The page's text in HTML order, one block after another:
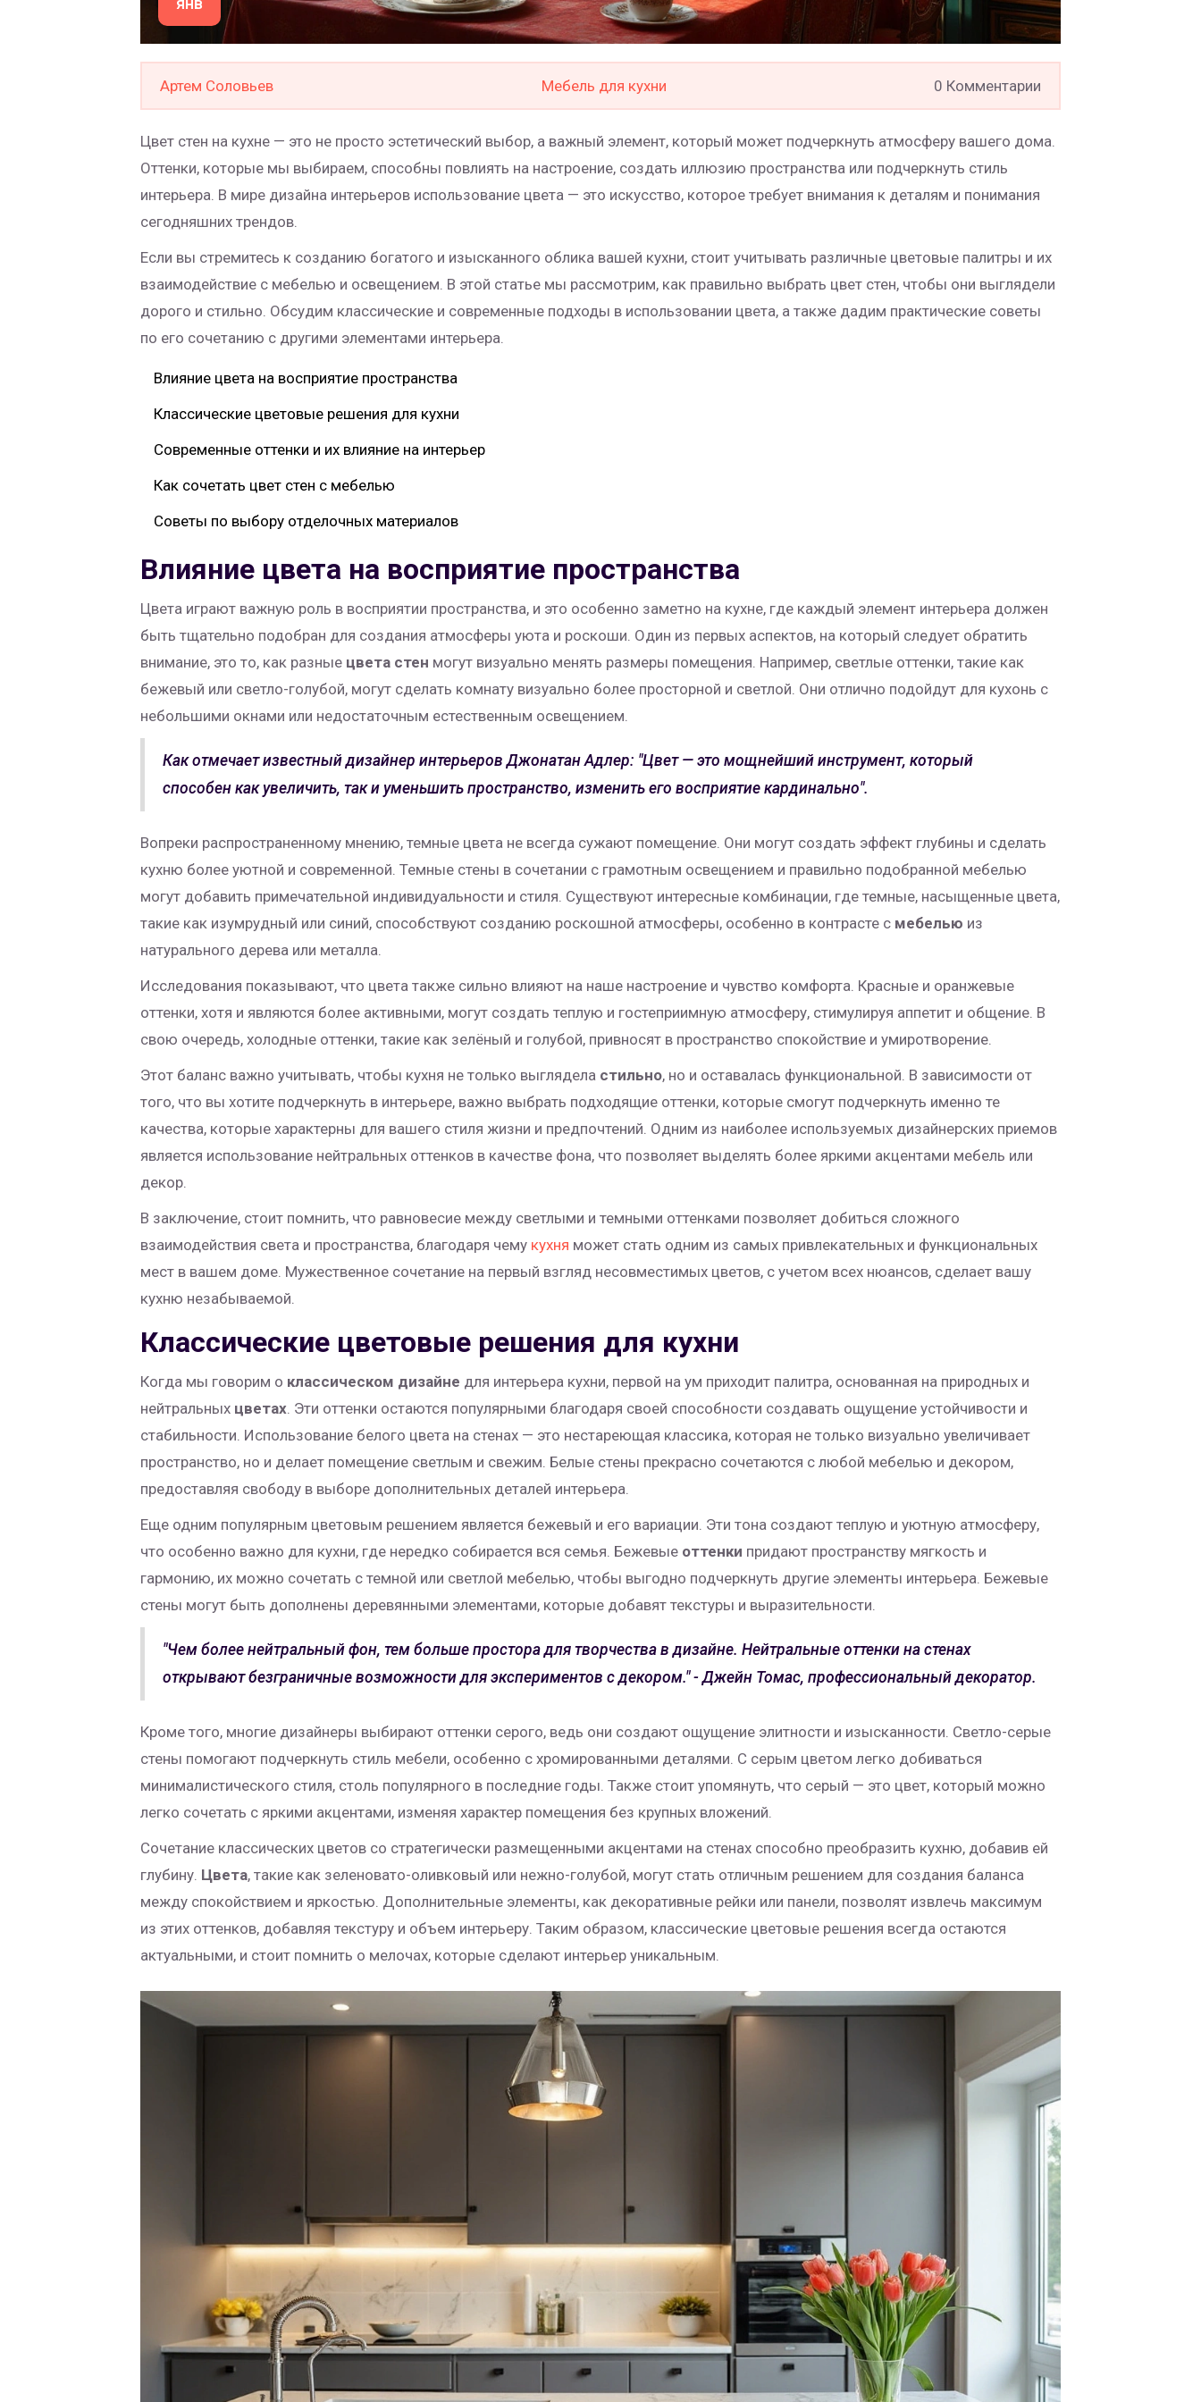
Артем Соловьев Мебель для кухни 0 Комментарии
Цвет стен на кухне — это не просто эстетический выбор, а важный элемент, который может подчеркнуть атмосферу вашего дома.
Оттенки, которые мы выбираем, способны повлиять на настроение, создать иллюзию пространства или подчеркнуть стиль
интерьера. В мире дизайна интерьеров использование цвета — это искусство, которое требует внимания к деталям и понимания
сегодняшних трендов.
Если вы стремитесь к созданию богатого и изысканного облика вашей кухни, стоит учитывать различные цветовые палитры и их
взаимодействие с мебелью и освещением. В этой статье мы рассмотрим, как правильно выбрать цвет стен, чтобы они выглядели
дорого и стильно. Обсудим классические и современные подходы в использовании цвета, а также дадим практические советы
по его сочетанию с другими элементами интерьера.
Влияние цвета на восприятие пространства
Классические цветовые решения для кухни
Современные оттенки и их влияние на интерьер
Как сочетать цвет стен с мебелью
Советы по выбору отделочных материалов
Влияние цвета на восприятие пространства
Цвета играют важную роль в восприятии пространства, и это особенно заметно на кухне, где каждый элемент интерьера должен
быть тщательно подобран для создания атмосферы уюта и роскоши. Один из первых аспектов, на который следует обратить
внимание, это то, как разные цвета стен могут визуально менять размеры помещения. Например, светлые оттенки, такие как
бежевый или светло-голубой, могут сделать комнату визуально более просторной и светлой. Они отлично подойдут для кухонь с
небольшими окнами или недостаточным естественным освещением.
Как отмечает известный дизайнер интерьеров Джонатан Адлер: "Цвет — это мощнейший инструмент, который
способен как увеличить, так и уменьшить пространство, изменить его восприятие кардинально".
Вопреки распространенному мнению, темные цвета не всегда сужают помещение. Они могут создать эффект глубины и сделать
кухню более уютной и современной. Темные стены в сочетании с грамотным освещением и правильно подобранной мебелью
могут добавить примечательной индивидуальности и стиля. Существуют интересные комбинации, где темные, насыщенные цвета,
такие как изумрудный или синий, способствуют созданию роскошной атмосферы, особенно в контрасте с мебелью из
натурального дерева или металла.
Исследования показывают, что цвета также сильно влияют на наше настроение и чувство комфорта. Красные и оранжевые
оттенки, хотя и являются более активными, могут создать теплую и гостеприимную атмосферу, стимулируя аппетит и общение. В
свою очередь, холодные оттенки, такие как зелёный и голубой, привносят в пространство спокойствие и умиротворение.
Этот баланс важно учитывать, чтобы кухня не только выглядела стильно, но и оставалась функциональной. В зависимости от
того, что вы хотите подчеркнуть в интерьере, важно выбрать подходящие оттенки, которые смогут подчеркнуть именно те
качества, которые характерны для вашего стиля жизни и предпочтений. Одним из наиболее используемых дизайнерских приемов
является использование нейтральных оттенков в качестве фона, что позволяет выделять более яркими акцентами мебель или
декор.
В заключение, стоит помнить, что равновесие между светлыми и темными оттенками позволяет добиться сложного
взаимодействия света и пространства, благодаря чему кухня может стать одним из самых привлекательных и функциональных
мест в вашем доме. Мужественное сочетание на первый взгляд несовместимых цветов, с учетом всех нюансов, сделает вашу
кухню незабываемой.
Классические цветовые решения для кухни
Когда мы говорим о классическом дизайне для интерьера кухни, первой на ум приходит палитра, основанная на природных и
нейтральных цветах. Эти оттенки остаются популярными благодаря своей способности создавать ощущение устойчивости и
стабильности. Использование белого цвета на стенах — это нестареющая классика, которая не только визуально увеличивает
пространство, но и делает помещение светлым и свежим. Белые стены прекрасно сочетаются с любой мебелью и декором,
предоставляя свободу в выборе дополнительных деталей интерьера.
Еще одним популярным цветовым решением является бежевый и его вариации. Эти тона создают теплую и уютную атмосферу,
что особенно важно для кухни, где нередко собирается вся семья. Бежевые оттенки придают пространству мягкость и
гармонию, их можно сочетать с темной или светлой мебелью, чтобы выгодно подчеркнуть другие элементы интерьера. Бежевые
стены могут быть дополнены деревянными элементами, которые добавят текстуры и выразительности.
"Чем более нейтральный фон, тем больше простора для творчества в дизайне. Нейтральные оттенки на стенах
открывают безграничные возможности для экспериментов с декором." - Джейн Томас, профессиональный декоратор.
Кроме того, многие дизайнеры выбирают оттенки серого, ведь они создают ощущение элитности и изысканности. Светло-серые
стены помогают подчеркнуть стиль мебели, особенно с хромированными деталями. С серым цветом легко добиваться
минималистического стиля, столь популярного в последние годы. Также стоит упомянуть, что серый — это цвет, который можно
легко сочетать с яркими акцентами, изменяя характер помещения без крупных вложений.
Сочетание классических цветов со стратегически размещенными акцентами на стенах способно преобразить кухню, добавив ей
глубину. Цвета, такие как зеленовато-оливковый или нежно-голубой, могут стать отличным решением для создания баланса
между спокойствием и яркостью. Дополнительные элементы, как декоративные рейки или панели, позволят извлечь максимум
из этих оттенков, добавляя текстуру и объем интерьеру. Таким образом, классические цветовые решения всегда остаются
актуальными, и стоит помнить о мелочах, которые сделают интерьер уникальным.